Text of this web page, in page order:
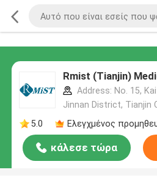
Rmist (Tianjin)
Address: No. 15,
Jinnan District, Tianjin
5.0
Ελεγχμένος
κάλεσε τώρα